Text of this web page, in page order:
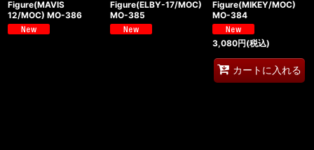
Figure(MAVIS
12/MOC) MO-386
Figure(ELBY-17/MOC)
MO-385
Figure(MIKEY/MOC)
MO-384
3,080円(税込)
カートに入れる